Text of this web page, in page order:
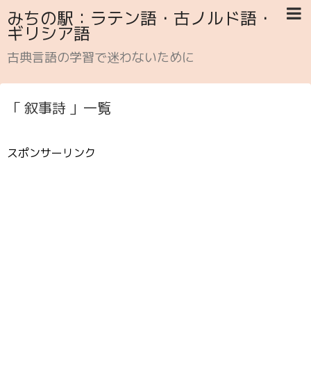
みちの駅：ラテン語・古ノルド語・
ギリシア語
古典言語の学習で迷わないために
「 叙事詩 」一覧
スポンサーリンク